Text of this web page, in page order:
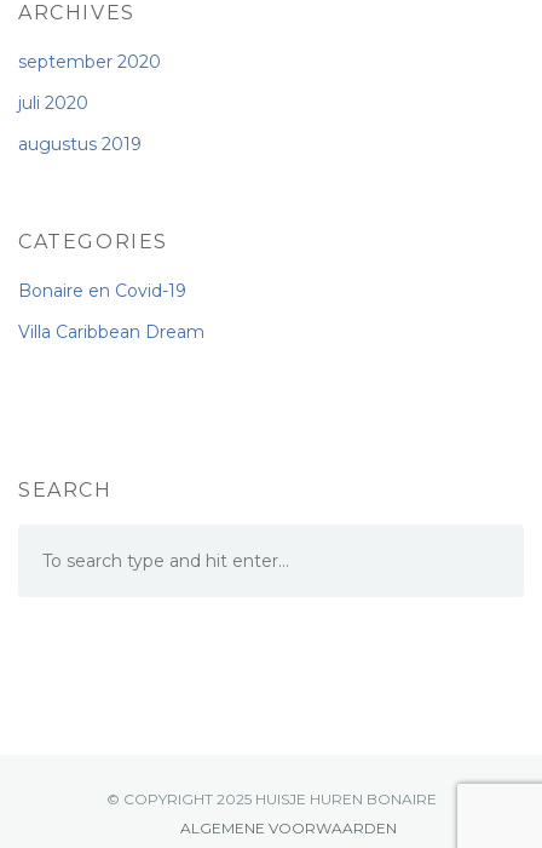
ARCHIVES
september 2020
juli 2020
augustus 2019
CATEGORIES
Bonaire en Covid-19
Villa Caribbean Dream
SEARCH
© COPYRIGHT 2025 HUISJE HUREN BONAIRE
ALGEMENE VOORWAARDEN